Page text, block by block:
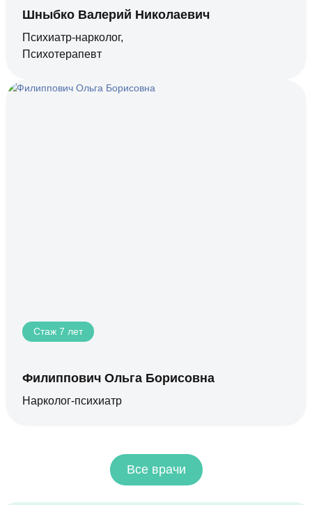
Шныбко Валерий Николаевич
Психиатр-нарколог,
Психотерапевт
Стаж 7 лет
Филиппович Ольга Борисовна
Нарколог-психиатр
Все врачи